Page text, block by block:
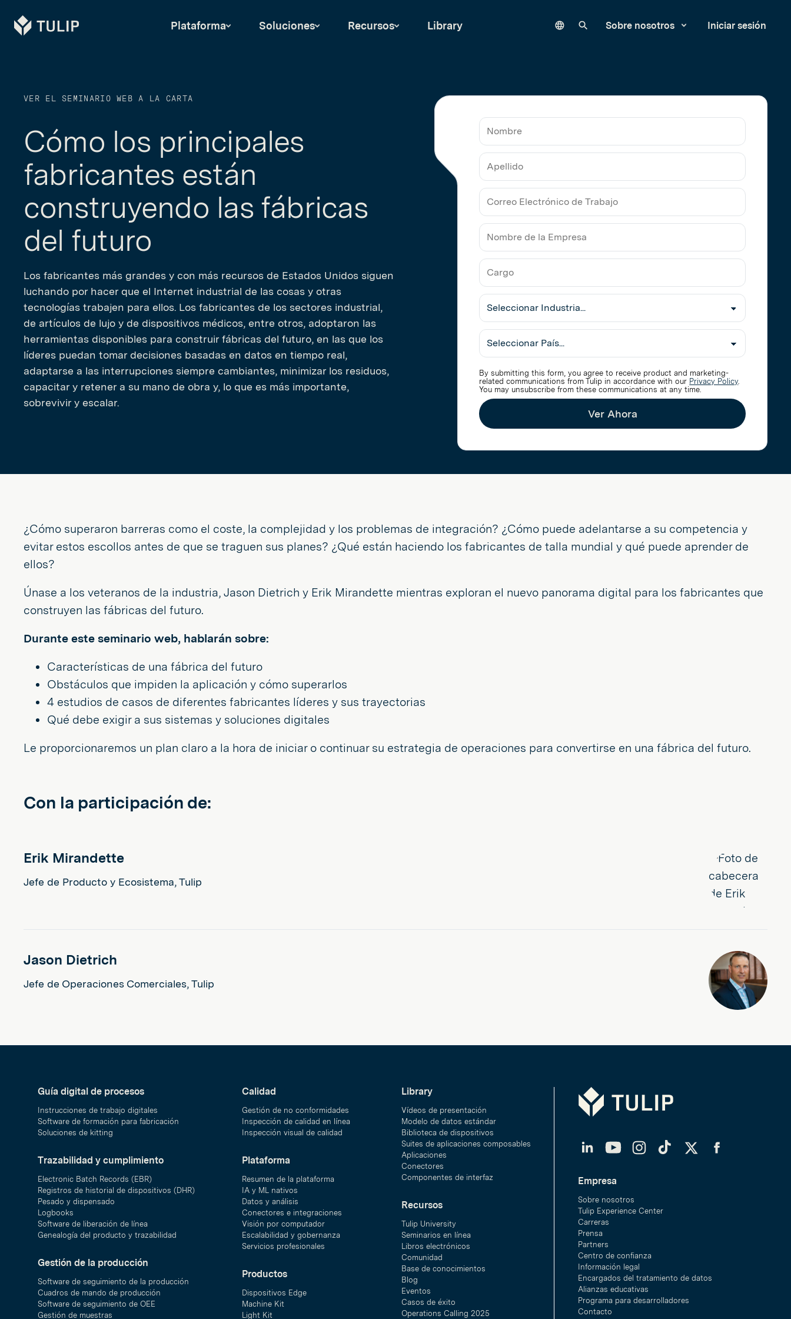
Tulip Plataforma Soluciones Recursos Library LanguageBuscar en nuestro sitio
Sobre nosotros Iniciar sesión
Nombre
Apellido
Correo
Electrónico
de
Trabajo
Nombre
de
la
Empresa
Cargo
Seleccionar
Industria
By submitting this form, you agree to receive product and marketing-
related communications from Tulip in accordance with our Privacy Policy.
You may unsubscribe from these communications at any time.
Ver Ahora
VER EL SEMINARIO WEB A LA CARTA
Cómo los principales
fabricantes están
construyendo las fábricas
del futuro
Los fabricantes más grandes y con más recursos de Estados Unidos siguen
luchando por hacer que el Internet industrial de las cosas y otras
tecnologías trabajen para ellos. Los fabricantes de los sectores industrial,
de artículos de lujo y de dispositivos médicos, entre otros, adoptaron las
herramientas disponibles para construir fábricas del futuro, en las que los
líderes puedan tomar decisiones basadas en datos en tiempo real,
adaptarse a las interrupciones siempre cambiantes, minimizar los residuos,
capacitar y retener a su mano de obra y, lo que es más importante,
sobrevivir y escalar.
¿Cómo superaron barreras como el coste, la complejidad y los problemas de integración? ¿Cómo puede adelantarse a su competencia y
evitar estos escollos antes de que se traguen sus planes? ¿Qué están haciendo los fabricantes de talla mundial y qué puede aprender de
ellos?
Únase a los veteranos de la industria, Jason Dietrich y Erik Mirandette mientras exploran el nuevo panorama digital para los fabricantes que
construyen las fábricas del futuro.
Durante este seminario web, hablarán sobre:
Características de una fábrica del futuro
Obstáculos que impiden la aplicación y cómo superarlos
4 estudios de casos de diferentes fabricantes líderes y sus trayectorias
Qué debe exigir a sus sistemas y soluciones digitales
Le proporcionaremos un plan claro a la hora de iniciar o continuar su estrategia de operaciones para convertirse en una fábrica del futuro.
Con la participación de:
Erik Mirandette
Jefe de Producto y Ecosistema, Tulip
Jason Dietrich
Jefe de Operaciones Comerciales, Tulip
Guía digital de procesos
Instrucciones de trabajo digitales
Software de formación para fabricación
Soluciones de kitting
Trazabilidad y cumplimiento
Electronic Batch Records (EBR)
Registros de historial de dispositivos (DHR)
Pesado y dispensado
Logbooks
Software de liberación de línea
Genealogía del producto y trazabilidad
Gestión de la producción
Software de seguimiento de la producción
Cuadros de mando de producción
Software de seguimiento de OEE
Gestión de muestras
Calidad
Gestión de no conformidades
Inspección de calidad en línea
Inspección visual de calidad
Plataforma
Resumen de la plataforma
IA y ML nativos
Datos y análisis
Conectores e integraciones
Visión por computador
Escalabilidad y gobernanza
Servicios profesionales
Productos
Dispositivos Edge
Machine Kit
Light Kit
Library
Vídeos de presentación
Modelo de datos estándar
Biblioteca de dispositivos
Suites de aplicaciones composables
Aplicaciones
Conectores
Componentes de interfaz
Recursos
Tulip University
Seminarios en línea
Libros electrónicos
Comunidad
Base de conocimientos
Blog
Eventos
Casos de éxito
Operations Calling 2025
Tulip
LinkedInYouTubeInstagramTikTokTwitterFacebook
Empresa
Sobre nosotros
Tulip Experience Center
Carreras
Prensa
Partners
Centro de confianza
Información legal
Encargados del tratamiento de datos
Alianzas educativas
Programa para desarrolladores
Contacto